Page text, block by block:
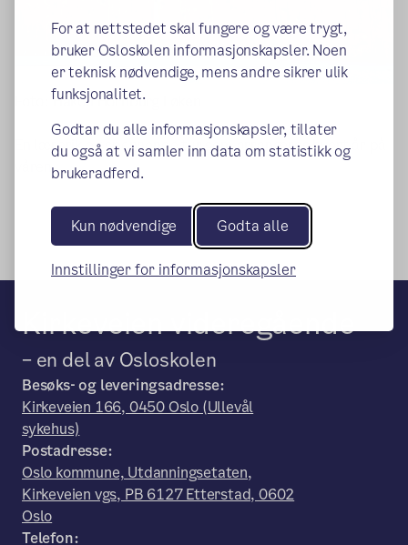
For at nettstedet skal fungere og være trygt,
bruker Osloskolen informasjonskapsler. Noen
er teknisk nødvendige, mens andre sikrer ulik
funksjonalitet.
Godtar du alle informasjonskapsler, tillater
du også at vi samler inn data om statistikk og
brukeradferd.
Kun nødvendige Godta alle
Innstillinger for informasjonskapsler
Foto: Håkon Hornburg Løken
En lærerik og spennende tur som arrangeres hvert år på
våren.
Kirkeveien videregående
– en del av Osloskolen
Besøks- og leveringsadresse:
Kirkeveien 166, 0450 Oslo (Ullevål
sykehus)
Postadresse:
Oslo kommune, Utdanningsetaten,
Kirkeveien vgs, PB 6127 Etterstad, 0602
Oslo
Telefon: